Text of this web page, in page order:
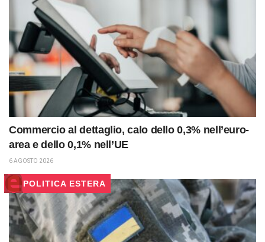
Commercio al dettaglio, calo dello 0,3% nell’euro-
area e dello 0,1% nell’UE
6 AGOSTO 2026
POLITICA ESTERA